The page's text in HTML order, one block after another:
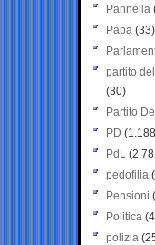
Pannella
Papa (33)
partito
(30)
Partito
PD
PdL
pedofilia
Pensioni
Politica
polizia